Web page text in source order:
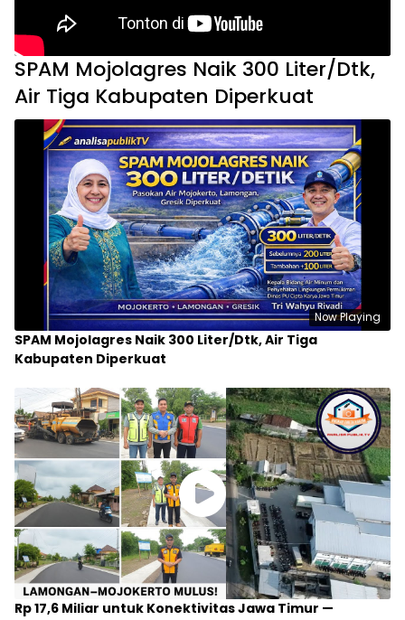
SPAM Mojolagres Naik 300 Liter/Dtk,
Air Tiga Kabupaten Diperkuat
Now Playing
SPAM Mojolagres Naik 300 Liter/Dtk, Air Tiga
Kabupaten Diperkuat
Rp 17,6 Miliar untuk Konektivitas Jawa Timur —